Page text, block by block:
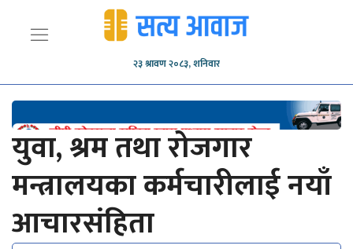
२३ श्रावण २०८३, शनिवार
युवा, श्रम तथा रोजगार
मन्त्रालयका कर्मचारीलाई नयाँ
आचारसंहिता